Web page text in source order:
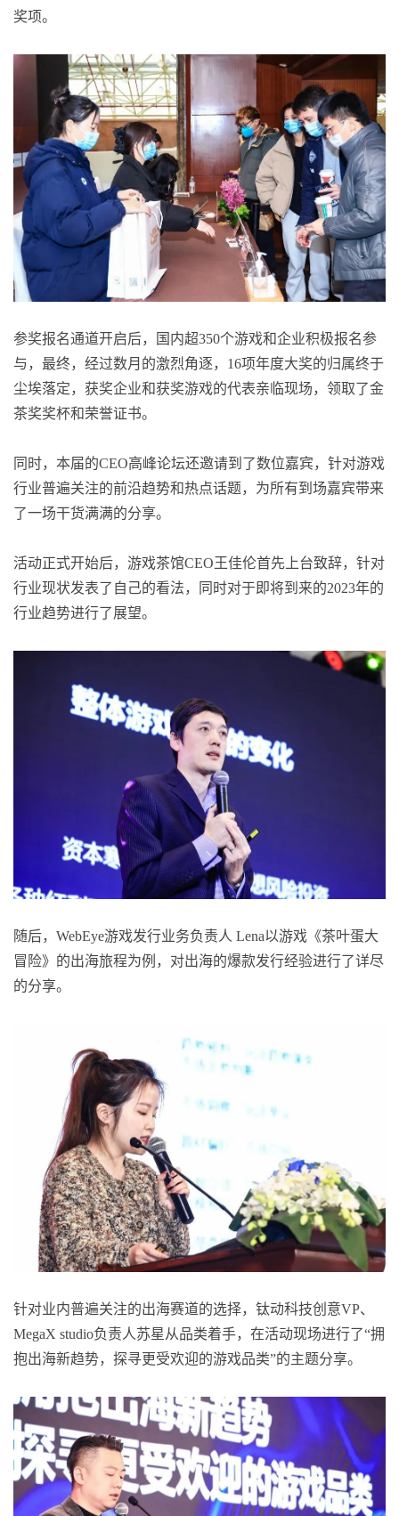
奖项。
参奖报名通道开启后，国内超350个游戏和企业积极报名参
与，最终，经过数月的激烈角逐，16项年度大奖的归属终于
尘埃落定，获奖企业和获奖游戏的代表亲临现场，领取了金
茶奖奖杯和荣誉证书。
同时，本届的CEO高峰论坛还邀请到了数位嘉宾，针对游戏
行业普遍关注的前沿趋势和热点话题，为所有到场嘉宾带来
了一场干货满满的分享。
活动正式开始后，游戏茶馆CEO王佳伦首先上台致辞，针对
行业现状发表了自己的看法，同时对于即将到来的2023年的
行业趋势进行了展望。
随后，WebEye游戏发行业务负责人 Lena以游戏《茶叶蛋大
冒险》的出海旅程为例，对出海的爆款发行经验进行了详尽
的分享。
针对业内普遍关注的出海赛道的选择，钛动科技创意VP、
MegaX studio负责人苏星从品类着手，在活动现场进行了“拥
抱出海新趋势，探寻更受欢迎的游戏品类”的主题分享。